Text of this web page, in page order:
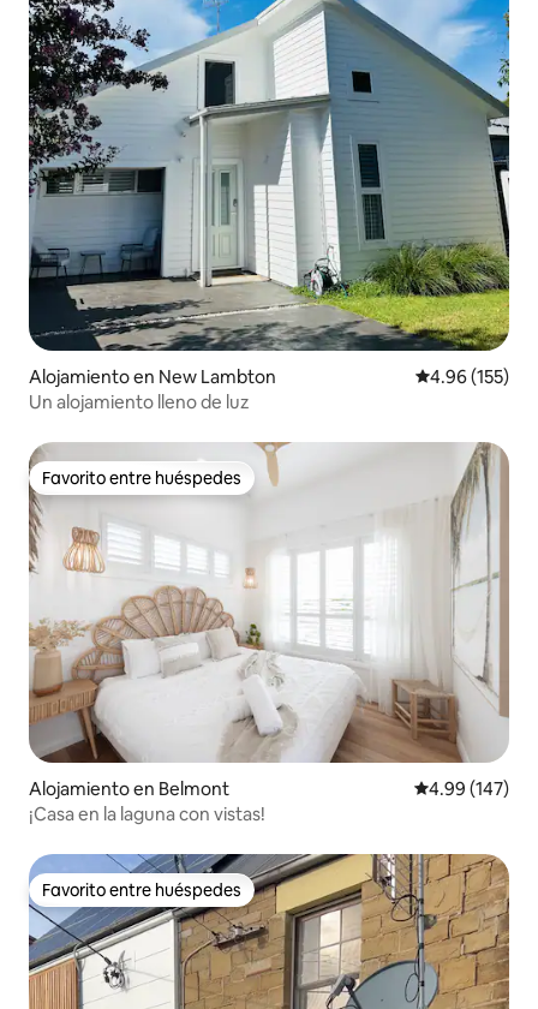
Alojamiento en New Lambton Calificación
4.96 (155)
Un alojamiento lleno de luz
Favorito entre huéspedes
Favorito entre huéspedes
Alojamiento en Belmont Calificación
4.99 (147)
¡Casa en la laguna con vistas!
Favorito entre huéspedes
Favorito entre huéspedes